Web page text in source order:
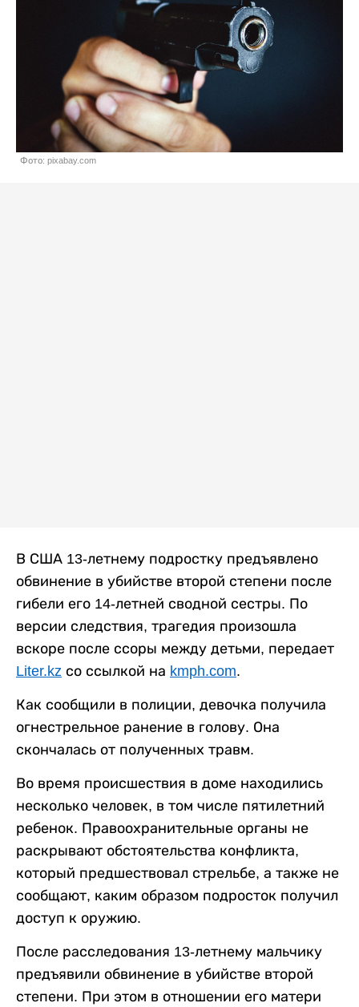
Фото: pixabay.com
В США 13-летнему подростку предъявлено
обвинение в убийстве второй степени после
гибели его 14-летней сводной сестры. По
версии следствия, трагедия произошла
вскоре после ссоры между детьми, передает
Liter.kz со ссылкой на kmph.com.
Как сообщили в полиции, девочка получила
огнестрельное ранение в голову. Она
скончалась от полученных травм.
Во время происшествия в доме находились
несколько человек, в том числе пятилетний
ребенок. Правоохранительные органы не
раскрывают обстоятельства конфликта,
который предшествовал стрельбе, а также не
сообщают, каким образом подросток получил
доступ к оружию.
После расследования 13-летнему мальчику
предъявили обвинение в убийстве второй
степени. При этом в отношении его матери